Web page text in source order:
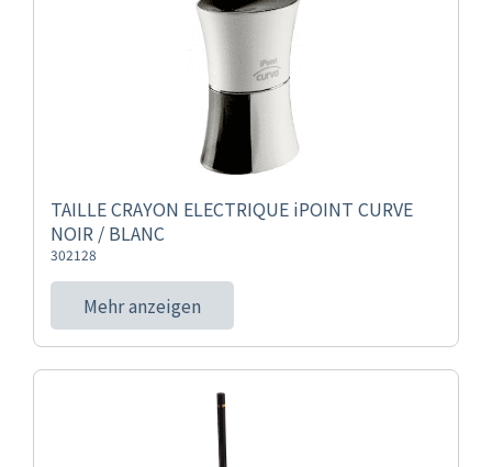
TAILLE CRAYON ELECTRIQUE iPOINT CURVE
NOIR / BLANC
302128
Mehr anzeigen